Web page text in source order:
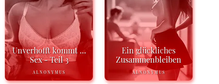
Unverhofft kommt …
Sex - Teil 3
ALNONYMUS
Ein glückliches
Zusammenbleiben
ALNONYMUS